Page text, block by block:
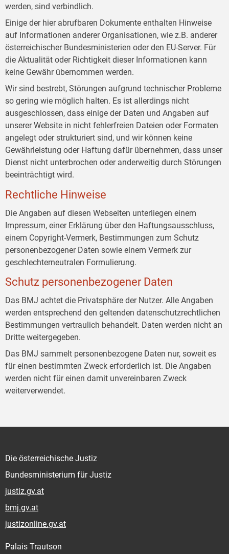
werden, sind verbindlich.
Einige der hier abrufbaren Dokumente enthalten Hinweise
auf Informationen anderer Organisationen, wie z.B. anderer
österreichischer Bundesministerien oder den EU-Server. Für
die Aktualität oder Richtigkeit dieser Informationen kann
keine Gewähr übernommen werden.
Wir sind bestrebt, Störungen aufgrund technischer Probleme
so gering wie möglich halten. Es ist allerdings nicht
ausgeschlossen, dass einige der Daten und Angaben auf
unserer Website in nicht fehlerfreien Dateien oder Formaten
angelegt oder strukturiert sind, und wir können keine
Gewährleistung oder Haftung dafür übernehmen, dass unser
Dienst nicht unterbrochen oder anderweitig durch Störungen
beeinträchtigt wird.
Rechtliche Hinweise
Die Angaben auf diesen Webseiten unterliegen einem
Impressum, einer Erklärung über den Haftungsausschluss,
einem Copyright-Vermerk, Bestimmungen zum Schutz
personenbezogener Daten sowie einem Vermerk zur
geschlechterneutralen Formulierung.
Schutz personenbezogener Daten
Das BMJ achtet die Privatsphäre der Nutzer. Alle Angaben
werden entsprechend den geltenden datenschutzrechtlichen
Bestimmungen vertraulich behandelt. Daten werden nicht an
Dritte weitergegeben.
Das BMJ sammelt personenbezogene Daten nur, soweit es
für einen bestimmten Zweck erforderlich ist. Die Angaben
werden nicht für einen damit unvereinbaren Zweck
weiterverwendet.
Die österreichische Justiz
Bundesministerium für Justiz
justiz.gv.at
bmj.gv.at
justizonline.gv.at
Palais Trautson